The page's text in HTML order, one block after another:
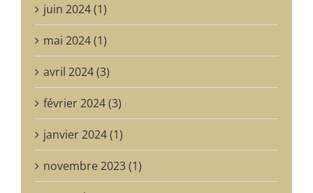
juin 2024 (1)
mai 2024 (1)
avril 2024 (3)
février 2024 (3)
janvier 2024 (1)
novembre 2023 (1)